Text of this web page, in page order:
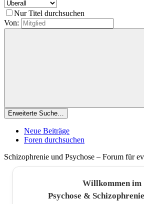
Nur Titel durchsuchen
Von:
Erweiterte Suche…
Neue Beiträge
Foren durchsuchen
Schizophrenie und Psychose – Forum für
Willkommen im
Psychose &